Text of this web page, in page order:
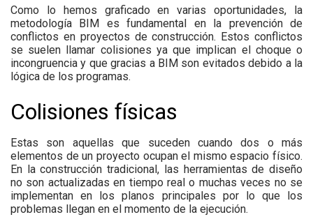
Como lo hemos graficado en varias oportunidades, la
metodología BIM es fundamental en la prevención de
conflictos en proyectos de construcción. Estos conflictos
se suelen llamar colisiones ya que implican el choque o
incongruencia y que gracias a BIM son evitados debido a la
lógica de los programas.
Colisiones físicas
Estas son aquellas que suceden cuando dos o más
elementos de un proyecto ocupan el mismo espacio físico.
En la construcción tradicional, las herramientas de diseño
no son actualizadas en tiempo real o muchas veces no se
implementan en los planos principales por lo que los
problemas llegan en el momento de la ejecución.